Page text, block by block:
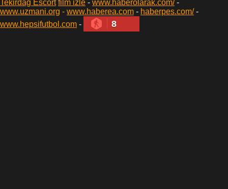
Tekirdağ Escort film izle - www.haberolarak.com/-
www.uzmani.org - www.haberea.com - haberpes.com/-
www.hepsifutbol.com - 8